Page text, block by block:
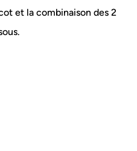
et la combinaison des 2